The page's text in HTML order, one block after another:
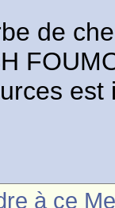
de
est
à ce